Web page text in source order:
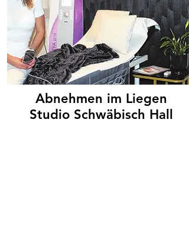
Abnehmen im Liegen
Studio Schwäbisch Hall